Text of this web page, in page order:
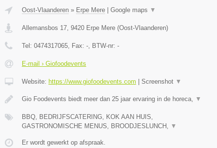
Oost-Vlaanderen » Erpe Mere | Google maps ▼
Allemansbos 17 9420 Erpe Mere (Oost-Vlaanderen)
Tel: 0474317065 , Fax: - , BTW-nr: -
E-mail › Giofoodevents
Website: https://www.giofoodevents.com | Screenshot ▼
Gio Foodevents biedt meer dan 25 jaar ervaring in de horeca, ▼
BBQ, BEDRIJFSCATERING, KOK AAN HUIS,
GASTRONOMISCHE MENUS, BROODJESLUNCH,
▼
Er wordt gewerkt op afspraak.